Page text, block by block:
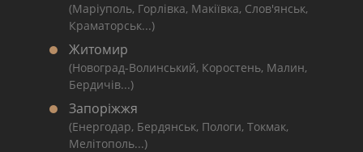
(Маріуполь, Горлівка, Макіївка, Слов'янськ,
Краматорськ...)
Житомир
(Новоград-Волинський, Коростень, Малин,
Бердичів...)
Запоріжжя
(Енергодар, Бердянськ, Пологи, Токмак,
Мелітополь...)